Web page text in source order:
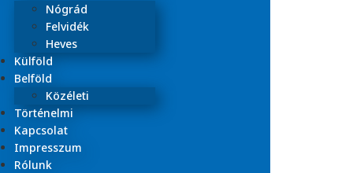
Nógrád
Felvidék
Heves
Külföld
Belföld
Közéleti
Történelmi
Kapcsolat
Impresszum
Rólunk
Nap:2024. május 8.